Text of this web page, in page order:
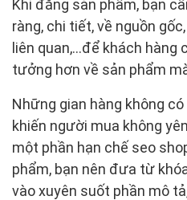
Khi đăng sản phẩm, bạn
ràng, chi tiết, về nguồn
liên quan,...để khách hàng
tưởng hơn về sản phẩm
Những gian hàng không
khiến người mua không
một phần hạn chế seo
phẩm, bạn nên đưa từ
vào xuyên suốt phần mô